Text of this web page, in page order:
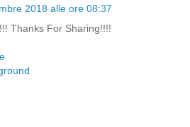
2018 alle ore 08:37
Thanks For Sharing!!!!